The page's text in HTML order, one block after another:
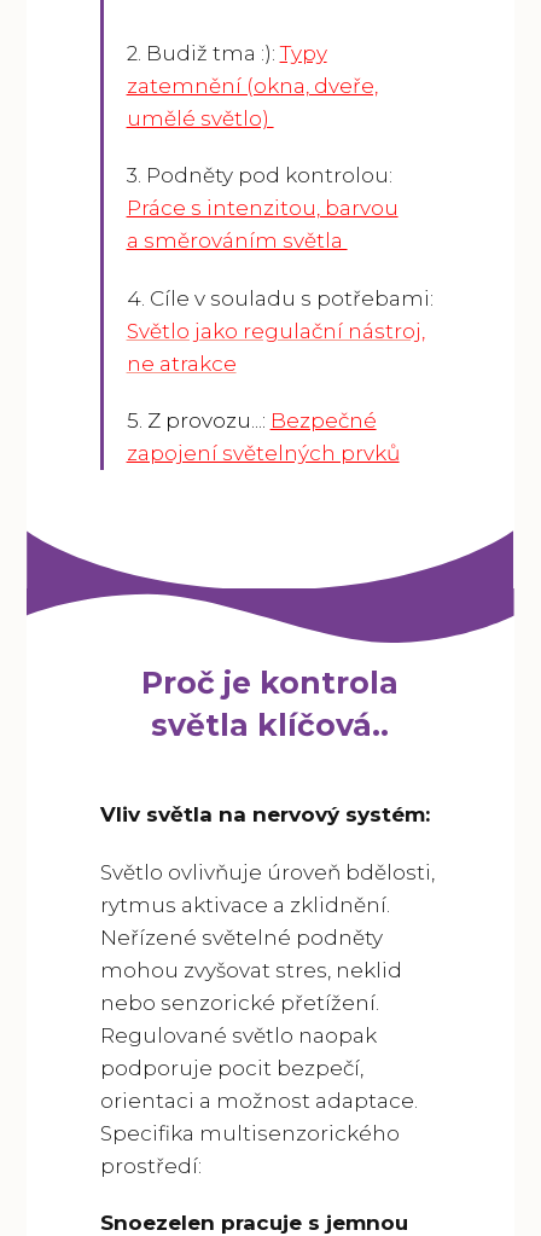
2. Budiž tma :):Typy
zatemnění (okna, dveře,
umělé světlo)
3. Podněty pod kontrolou:
Práce s intenzitou, barvou
a směrováním světla
4. Cíle v souladu s potřebami:
Světlo jako regulační nástroj,
ne atrakce
5. Z provozu...: Bezpečné
zapojení světelných prvků
Proč je kontrola
světla klíčová..
Vliv světla na nervový systém:
Světlo ovlivňuje úroveň bdělosti,
rytmus aktivace a zklidnění.
Neřízené světelné podněty
mohou zvyšovat stres, neklid
nebo senzorické přetížení.
Regulované světlo naopak
podporuje pocit bezpečí,
orientaci a možnost adaptace.
Specifika multisenzorického
prostředí:
Snoezelen pracuje s jemnou